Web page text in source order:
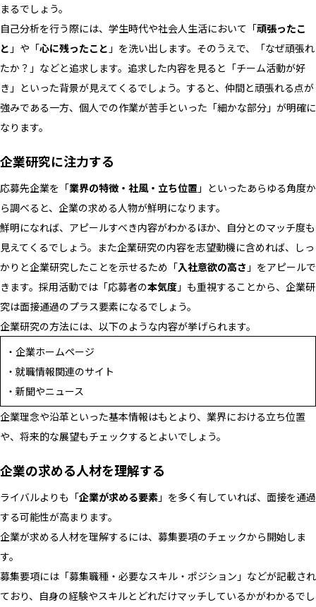
まるでしょう。
自己分析を行う際には、学生時代や社会人生活において「頑張ったこ
と 」や「心に残ったこと 」を洗い出します。そのうえで、「なぜ頑張れ
たか？」などと追求します。追求した内容を見ると「チーム活動が好
き」といった背景が見えてくるでしょう。すると、仲間と頑張れる点が
強みである一方、個人での作業が苦手といった「細かな部分」が明確に
なります。
企業研究に注力する
応募先企業を「業界の特徴・社風・立ち位置 」といったあらゆる角度か
ら調べると、企業の求める人物が鮮明になります。
鮮明になれば、アピールすべき内容がわかるほか、自分とのマッチ度も
見えてくるでしょう。また企業研究の内容を志望動機に含めれば、しっ
かりと企業研究したことを示せるため「入社意欲の高さ 」をアピールで
きます。採用活動では「応募者の本気度 」も重視することから、企業研
究は面接通過のプラス要素になるでしょう。
企業研究の方法には、以下のような内容が挙げられます。
・企業ホームページ
・就職情報関連のサイト
・新聞やニュース
企業理念や沿革といった基本情報はもとより、業界における立ち位置
や、将来的な展望もチェックするとよいでしょう。
企業の求める人材を理解する
ライバルよりも「企業が求める要素 」を多く有していれば、面接を通過
する可能性が高まります。
企業が求める人材を理解するには、募集要項のチェックから開始しま
す。
募集要項には「募集職種・必要なスキル・ポジション」などが記載され
ており、自身の経験やスキルとどれだけマッチしているかがわかるでし